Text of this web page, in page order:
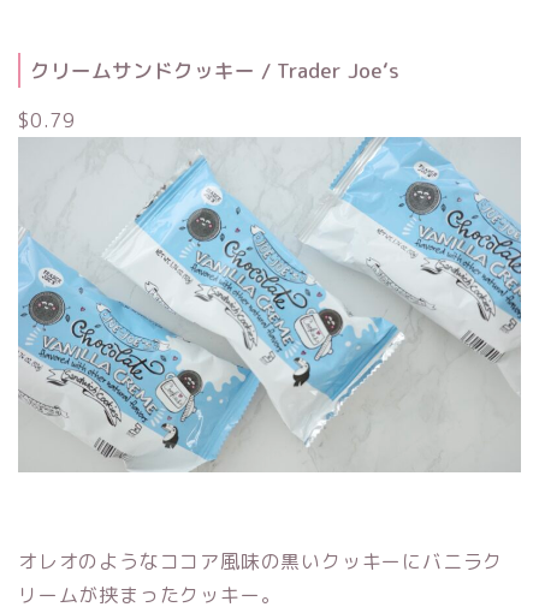
クリームサンドクッキー / Trader Joe‘s
$0.79
オレオのようなココア風味の黒いクッキーにバニラク
リームが挟まったクッキー。